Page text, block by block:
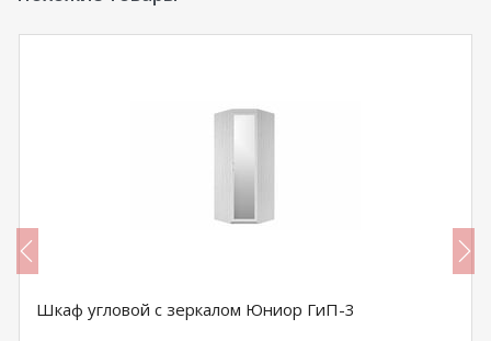
Шкаф угловой с зеркалом Юниор ГиП-3